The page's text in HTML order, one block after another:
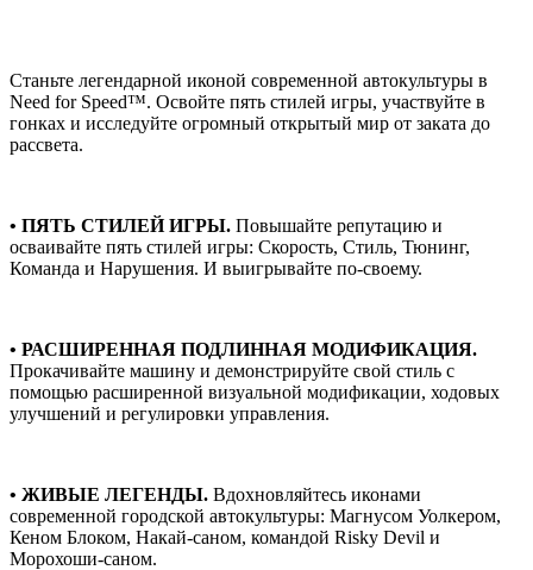
Станьте легендарной иконой современной автокультуры в
Need for Speed™. Освойте пять стилей игры, участвуйте в
гонках и исследуйте огромный открытый мир от заката до
рассвета.
• ПЯТЬ СТИЛЕЙ ИГРЫ. Повышайте репутацию и
осваивайте пять стилей игры: Скорость, Стиль, Тюнинг,
Команда и Нарушения. И выигрывайте по-своему.
• РАСШИРЕННАЯ ПОДЛИННАЯ МОДИФИКАЦИЯ.
Прокачивайте машину и демонстрируйте свой стиль с
помощью расширенной визуальной модификации, ходовых
улучшений и регулировки управления.
• ЖИВЫЕ ЛЕГЕНДЫ. Вдохновляйтесь иконами
современной городской автокультуры: Магнусом Уолкером,
Кеном Блоком, Накай-саном, командой Risky Devil и
Морохоши-саном.